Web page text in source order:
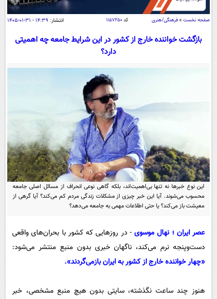
اقتصاد
اقتصادی
خودرو
جامعه
اجتماعی
حوادث
سلامت
یک برش دانایی
محیط زیست
سفر و تفریح
ورزشی
بین الملل
سیاست خارجی
فرهنگ و هنر
علم و دانش
فناوری و It
علمی
اخبار کریپتو
قرآن
گوناگون
سرگرمی
باشگاه مغز
مجله تصویری سلاح
فیلم
اقتصاد
ورزش
سیاست
گوناگون
محیط زیست
عصر ایران 2
خواندنی ها و دیدنی ها
داستان کوتاه
روانشناسی
آموزش زبان
صفحه نخست » فرهنگی/هنری کد۱۱۵۷۲۵۰ انتشار: ۱۴:۳۹ - ۳۱-۰۱-۱۴۰۵
بازگشت خواننده خارج از کشور در این شرایط جامعه چه اهمیتی
دارد؟
این نوع خبرها نه تنها بی‌اهمیت‌اند، بلکه گاهی نوعی انحراف از مسائل اصلی جامعه
محسوب می‌شوند. آیا این خبر چیزی از مشکلات زندگی مردم کم می‌کند؟ آیا گرهی از
معیشت باز می‌کند؟ یا حتی اطلاعات مهمی به جامعه می‌دهد؟
عصر ایران ؛ نهال موسوی - در روزهایی که کشور با بحران‌های واقعی
دست‌وپنجه نرم می‌کند، ناگهان خبری بدون منبع منتشر می‌شود:
«چهار خواننده خارج از کشور به ایران بازمی‌گردند».
هنوز چند ساعت نگذشته، سایتی بدون هیچ منبع مشخصی، خبر